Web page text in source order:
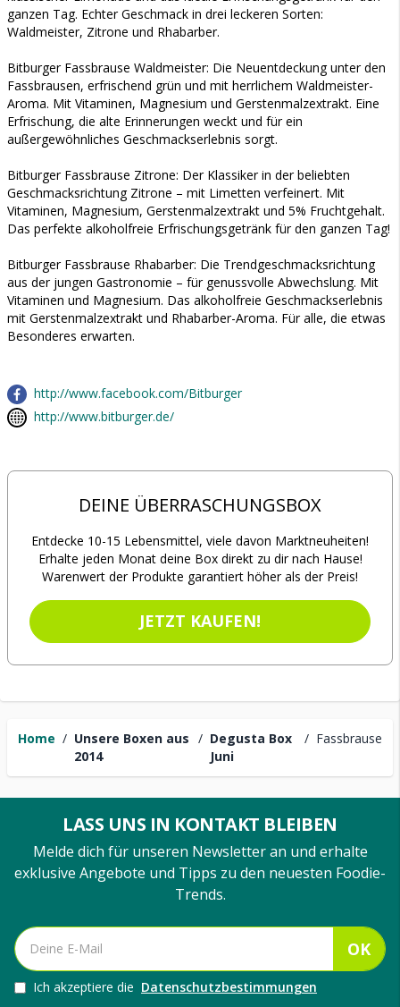
Home / Unsere Boxen aus
2014
/ Degusta Box
Juni
/ Fassbrause
ganzen Tag. Echter Geschmack in drei leckeren Sorten:
Waldmeister, Zitrone und Rhabarber.
Bitburger Fassbrause Waldmeister: Die Neuentdeckung unter den
Fassbrausen, erfrischend grün und mit herrlichem Waldmeister-
Aroma. Mit Vitaminen, Magnesium und Gerstenmalzextrakt. Eine
Erfrischung, die alte Erinnerungen weckt und für ein
außergewöhnliches Geschmackserlebnis sorgt.
Bitburger Fassbrause Zitrone: Der Klassiker in der beliebten
Geschmacksrichtung Zitrone – mit Limetten verfeinert. Mit
Vitaminen, Magnesium, Gerstenmalzextrakt und 5% Fruchtgehalt.
Das perfekte alkoholfreie Erfrischungsgetränk für den ganzen Tag!
Bitburger Fassbrause Rhabarber: Die Trendgeschmacksrichtung
aus der jungen Gastronomie – für genussvolle Abwechslung. Mit
Vitaminen und Magnesium. Das alkoholfreie Geschmackserlebnis
mit Gerstenmalzextrakt und Rhabarber-Aroma. Für alle, die etwas
Besonderes erwarten.
http://www.facebook.com/Bitburger
http://www.bitburger.de/
DEINE ÜBERRASCHUNGSBOX
Entdecke 10-15 Lebensmittel, viele davon Marktneuheiten!
Erhalte jeden Monat deine Box direkt zu dir nach Hause!
Warenwert der Produkte garantiert höher als der Preis!
JETZT KAUFEN!
LASS UNS IN KONTAKT BLEIBEN
Melde dich für unseren Newsletter an und erhalte
exklusive Angebote und Tipps zu den neuesten Foodie-
Trends.
OK
Ich akzeptiere die Datenschutzbestimmungen